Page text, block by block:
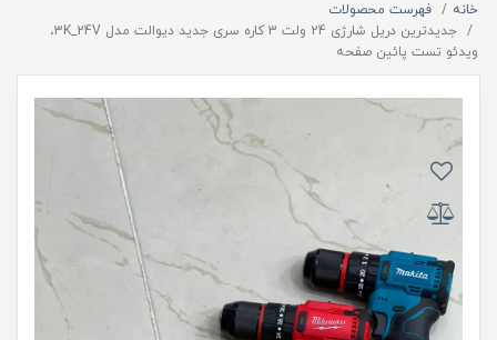
خانه
فهرست محصولات
جدیدترین دریل شارژی 24 ولت 3 کاره سری جدید دیوالت مدل 3K_24V،
ویدئو تست پائین صفحه